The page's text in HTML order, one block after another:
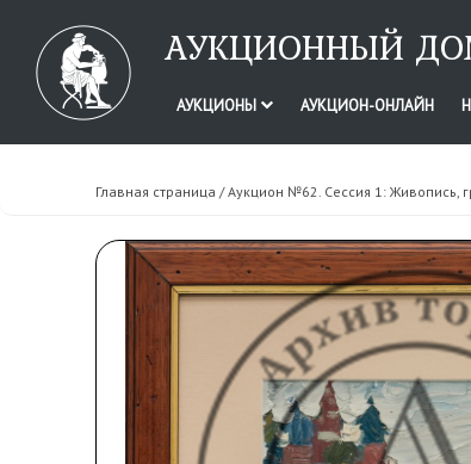
АУКЦИОННЫЙ
АУКЦИОНЫ АУКЦИОН-ОНЛАЙН
Главная страница /Аукцион №62. Сессия 1: Живопись,